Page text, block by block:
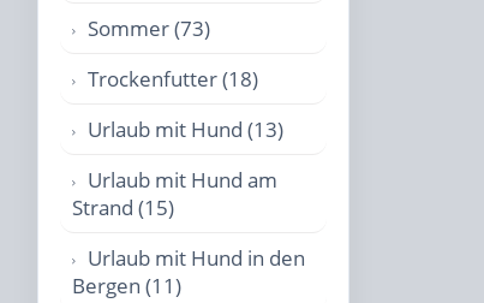
Sommer (73)
Trockenfutter (18)
Urlaub mit Hund (13)
Urlaub mit Hund am
Strand (15)
Urlaub mit Hund in den
Bergen (11)